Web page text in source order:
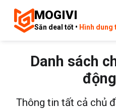
MOGIVI
Săn deal tốt • Hình dung
Danh sách
Thông tin tất cả chủ